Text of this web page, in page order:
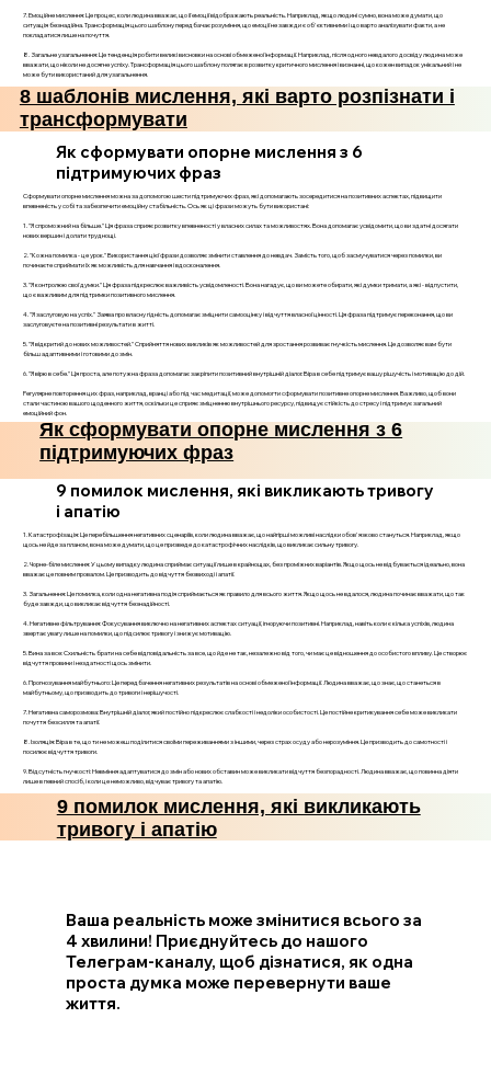
7. Емоційне мислення: Це процес, коли людина вважає, що її емоції відображають реальність. Наприклад, якщо людині сумно, вона може думати, що
ситуація безнадійна. Трансформація цього шаблону передбачає розуміння, що емоції не завжди є об'єктивними і що варто аналізувати факти, а не
покладатися лише на почуття.
8. Загальне узагальнення: Це тенденція робити великі висновки на основі обмеженої інформації. Наприклад, після одного невдалого досвіду людина може
вважати, що ніколи не досягне успіху. Трансформація цього шаблону полягає в розвитку критичного мислення і визнанні, що кожен випадок унікальний і не
може бути використаний для узагальнення.
8 шаблонів мислення, які варто розпізнати і
трансформувати
Як сформувати опорне мислення з 6
підтримуючих фраз
Сформувати опорне мислення можна за допомогою шести підтримуючих фраз, які допомагають зосередитися на позитивних аспектах, підвищити
впевненість у собі та забезпечити емоційну стабільність. Ось як ці фрази можуть бути використані:
1. "Я спроможний на більше." Ця фраза сприяє розвитку впевненості у власних силах та можливостях. Вона допомагає усвідомити, що ви здатні досягати
нових вершин і долати труднощі.
2. "Кожна помилка - це урок." Використання цієї фрази дозволяє змінити ставлення до невдач. Замість того, щоб засмучуватися через помилки, ви
починаєте сприймати їх як можливість для навчання і вдосконалення.
3. "Я контролюю свої думки." Ця фраза підкреслює важливість усвідомленості. Вона нагадує, що ви можете обирати, які думки тримати, а які - відпустити,
що є важливим для підтримки позитивного мислення.
4. "Я заслуговую на успіх." Заява про власну гідність допомагає зміцнити самооцінку і відчуття власної цінності. Ця фраза підтримує переконання, що ви
заслуговуєте на позитивні результати в житті.
5. "Я відкритий до нових можливостей." Сприйняття нових викликів як можливостей для зростання розвиває гнучкість мислення. Це дозволяє вам бути
більш адаптивними і готовими до змін.
6. "Я вірю в себе." Ця проста, але потужна фраза допомагає закріпити позитивний внутрішній діалог. Віра в себе підтримує вашу рішучість і мотивацію до дій.
Регулярне повторення цих фраз, наприклад, вранці або під час медитації, може допомогти сформувати позитивне опорне мислення. Важливо, щоб вони
стали частиною вашого щоденного життя, оскільки це сприяє зміцненню внутрішнього ресурсу, підвищує стійкість до стресу і підтримує загальний
емоційний фон.
Як сформувати опорне мислення з 6
підтримуючих фраз
9 помилок мислення, які викликають тривогу
і апатію
1. Катастрофізація: Це перебільшення негативних сценаріїв, коли людина вважає, що найгірші можливі наслідки обов'язково стануться. Наприклад, якщо
щось не йде за планом, вона може думати, що це призведе до катастрофічних наслідків, що викликає сильну тривогу.
2. Чорне-біле мислення: У цьому випадку людина сприймає ситуації лише в крайнощах, без проміжних варіантів. Якщо щось не відбувається ідеально, вона
вважає це повним провалом. Це призводить до відчуття безвиході і апатії.
3. Загальнення: Це помилка, коли одна негативна подія сприймається як правило для всього життя. Якщо щось не вдалося, людина починає вважати, що так
буде завжди, що викликає відчуття безнадійності.
4. Негативне фільтрування: Фокусування виключно на негативних аспектах ситуації, ігноруючи позитивні. Наприклад, навіть коли є кілька успіхів, людина
звертає увагу лише на помилки, що підсилює тривогу і знижує мотивацію.
5. Вина за все: Схильність брати на себе відповідальність за все, що йде не так, незалежно від того, чи має це відношення до особистого впливу. Це створює
відчуття провини і нездатності щось змінити.
6. Прогнозування майбутнього: Це передбачення негативних результатів на основі обмеженої інформації. Людина вважає, що знає, що станеться в
майбутньому, що призводить до тривоги і нерішучості.
7. Негативна саморозмова: Внутрішній діалог, який постійно підкреслює слабкості і недоліки особистості. Це постійне критикування себе може викликати
почуття безсилля та апатії.
8. Ізоляція: Віра в те, що ти не можеш поділитися своїми переживаннями з іншими, через страх осуду або нерозуміння. Це призводить до самотності і
посилює відчуття тривоги.
9. Відсутність гнучкості: Невміння адаптуватися до змін або нових обставин може викликати відчуття безпорадності. Людина вважає, що повинна діяти
лише в певний спосіб, і коли це неможливо, відчуває тривогу та апатію.
9 помилок мислення, які викликають
тривогу і апатію
Ваша реальність може змінитися всього за
4 хвилини! Приєднуйтесь до нашого
Телеграм-каналу, щоб дізнатися, як одна
проста думка може перевернути ваше
життя.